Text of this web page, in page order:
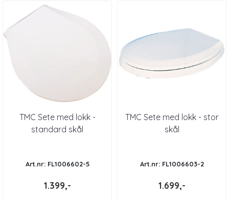
TMC Sete med lokk -
standard skål
Art.nr: FL1006602-5
1.399,-
TMC Sete med lokk - stor
skål
Art.nr: FL1006603-2
1.699,-